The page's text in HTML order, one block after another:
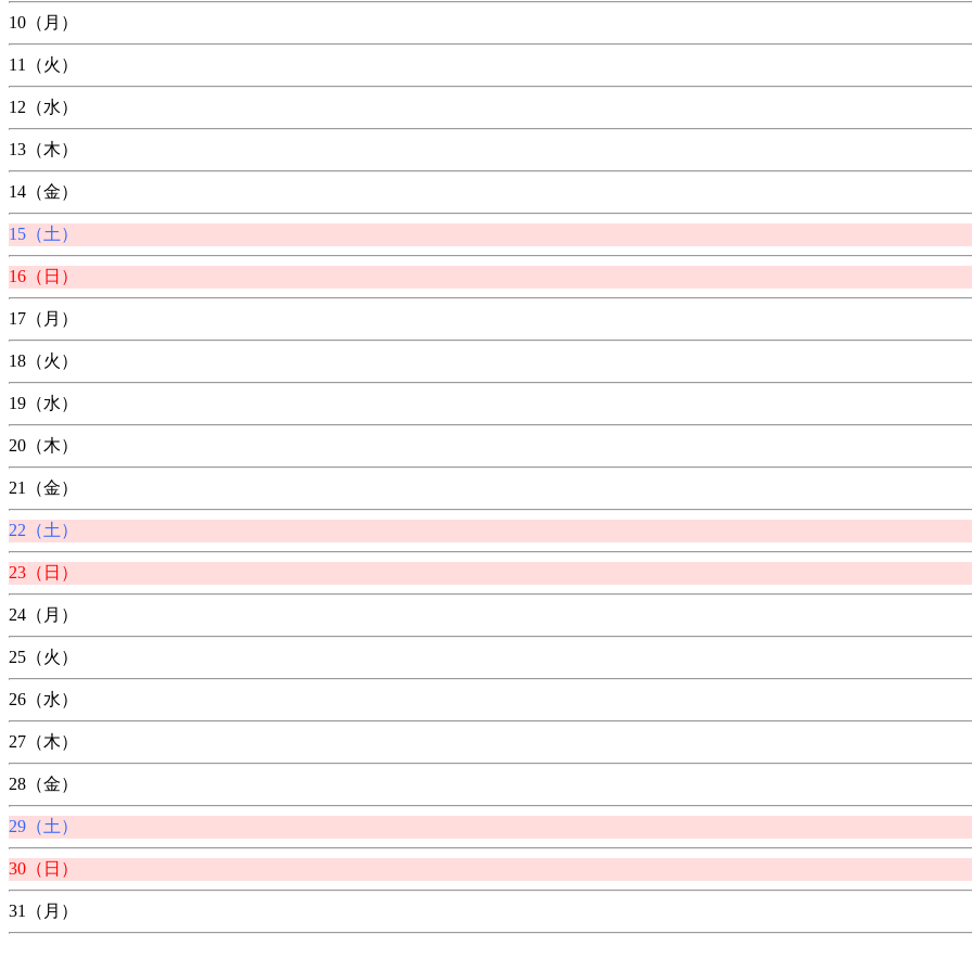
10（月）
11（火）
12（水）
13（木）
14（金）
15（土）
16（日）
17（月）
18（火）
19（水）
20（木）
21（金）
22（土）
23（日）
24（月）
25（火）
26（水）
27（木）
28（金）
29（土）
30（日）
31（月）